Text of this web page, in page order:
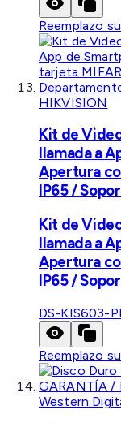
Reemplazo
HIKVISION
Kit de
llamada a
Apertura
IP65 /
Kit de
llamada a
Apertura
IP65 /
DS-KIS603-P
Reemplazo
Western